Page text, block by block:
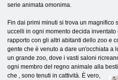
serie animata omonima.
Fin dai primi minuti si trova un magnifico
uccelli in ogni momento decida
rapporto con gli altri abitanti dello zoo e
gente che è venuto a dare un'occhiata a
un grande zoo, dove i vasti saloni
ogni membro del regno animale alla
che
, sono tenuti in cattività. È vero,